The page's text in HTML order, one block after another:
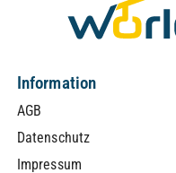
Information
AGB
Datenschutz
Impressum